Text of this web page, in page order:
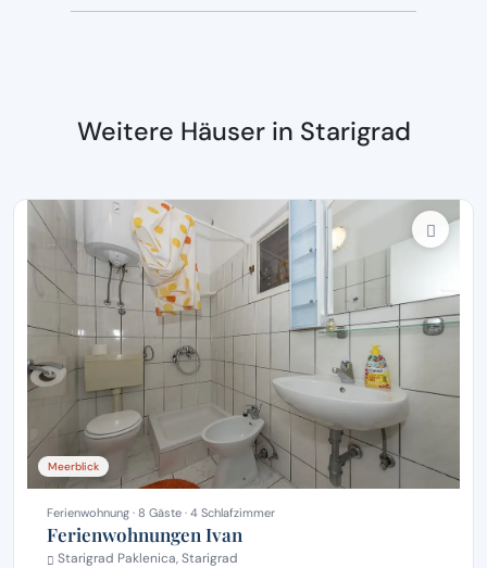
Weitere Häuser in Starigrad
Meerblick
Ferienwohnung · 8 Gäste · 4 Schlafzimmer
Ferienwohnungen Ivan
Starigrad Paklenica, Starigrad